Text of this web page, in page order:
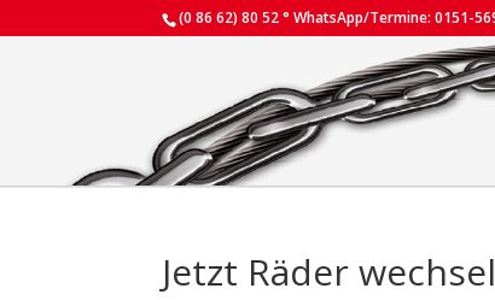
(0 86 62) 80 52 ° WhatsApp/Termine: 0151-
Jetzt Räder